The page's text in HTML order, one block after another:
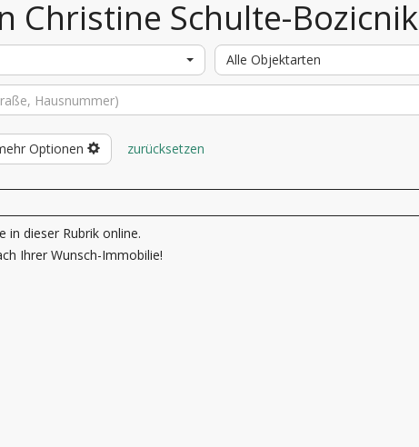
Christine Schulte-Bozicnik
Alle Objektarten
Optionen zurücksetzen
in dieser Rubrik online.
Ihrer Wunsch-Immobilie!